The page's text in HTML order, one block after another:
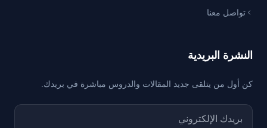
تواصل معنا
النشرة البريدية
كن أول من يتلقى جديد المقالات والدروس مباشرة في بريدك.